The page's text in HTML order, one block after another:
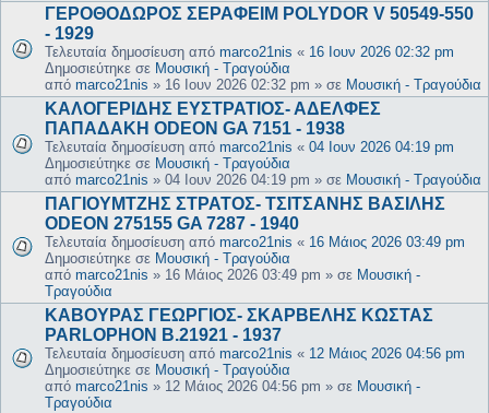
ΓΕΡΟΘΟΔΩΡΟΣ ΣΕΡΑΦΕΙΜ POLYDOR V 50549-550
- 1929
Τελευταία δημοσίευση από marco21nis « 16 Ιουν 2026 02:32 pm
Δημοσιεύτηκε σε Μουσική - Τραγούδια
από marco21nis » 16 Ιουν 2026 02:32 pm » σε Μουσική - Τραγούδια
ΚΑΛΟΓΕΡΙΔΗΣ ΕΥΣΤΡΑΤΙΟΣ- ΑΔΕΛΦΕΣ
ΠΑΠΑΔΑΚΗ ODEON GA 7151 - 1938
Τελευταία δημοσίευση από marco21nis « 04 Ιουν 2026 04:19 pm
Δημοσιεύτηκε σε Μουσική - Τραγούδια
από marco21nis » 04 Ιουν 2026 04:19 pm » σε Μουσική - Τραγούδια
ΠΑΓΙΟΥΜΤΖΗΣ ΣΤΡΑΤΟΣ- ΤΣΙΤΣΑΝΗΣ ΒΑΣΙΛΗΣ
ODEON 275155 GA 7287 - 1940
Τελευταία δημοσίευση από marco21nis « 16 Μάιος 2026 03:49 pm
Δημοσιεύτηκε σε Μουσική - Τραγούδια
από marco21nis » 16 Μάιος 2026 03:49 pm » σε Μουσική -
Τραγούδια
ΚΑΒΟΥΡΑΣ ΓΕΩΡΓΙΟΣ- ΣΚΑΡΒΕΛΗΣ ΚΩΣΤΑΣ
PARLOPHON B.21921 - 1937
Τελευταία δημοσίευση από marco21nis « 12 Μάιος 2026 04:56 pm
Δημοσιεύτηκε σε Μουσική - Τραγούδια
από marco21nis » 12 Μάιος 2026 04:56 pm » σε Μουσική -
Τραγούδια